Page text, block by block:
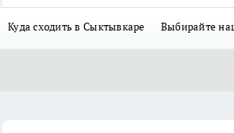
Куда сходить в Сыктывкаре Выбирайте